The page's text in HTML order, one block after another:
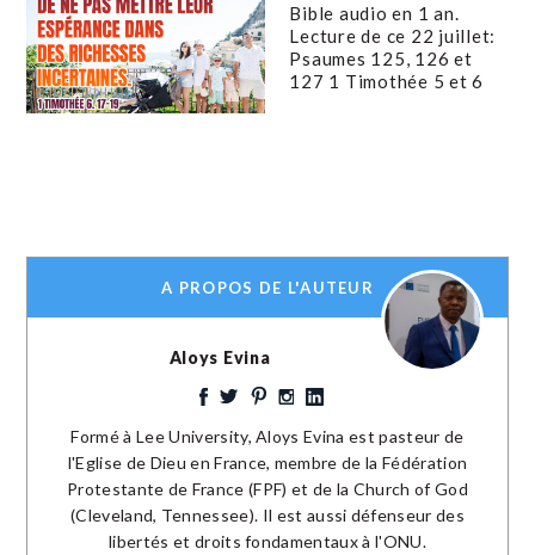
Bible audio en 1 an.
Lecture de ce 22 juillet:
Psaumes 125, 126 et
127 1 Timothée 5 et 6
A PROPOS DE L'AUTEUR
Aloys Evina
Formé à Lee University, Aloys Evina est pasteur de
l'Eglise de Dieu en France, membre de la Fédération
Protestante de France (FPF) et de la Church of God
(Cleveland, Tennessee). Il est aussi défenseur des
libertés et droits fondamentaux à l'ONU.